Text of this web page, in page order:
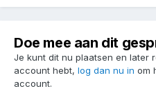
Doe mee aan dit
Je kunt dit nu plaatsen en later
account hebt, log dan nu in om
account.